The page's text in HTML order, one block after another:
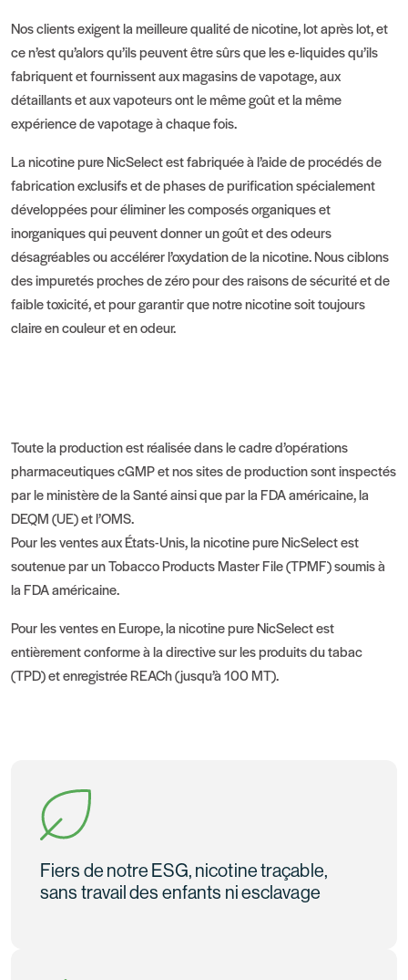
Nos clients exigent la meilleure qualité de nicotine, lot après lot, et
ce n’est qu’alors qu’ils peuvent être sûrs que les e-liquides qu’ils
fabriquent et fournissent aux magasins de vapotage, aux
détaillants et aux vapoteurs ont le même goût et la même
expérience de vapotage à chaque fois.
La nicotine pure NicSelect est fabriquée à l’aide de procédés de
fabrication exclusifs et de phases de purification spécialement
développées pour éliminer les composés organiques et
inorganiques qui peuvent donner un goût et des odeurs
désagréables ou accélérer l’oxydation de la nicotine. Nous ciblons
des impuretés proches de zéro pour des raisons de sécurité et de
faible toxicité, et pour garantir que notre nicotine soit toujours
claire en couleur et en odeur.
Toute la production est réalisée dans le cadre d’opérations
pharmaceutiques cGMP et nos sites de production sont inspectés
par le ministère de la Santé ainsi que par la FDA américaine, la
DEQM (UE) et l’OMS.
Pour les ventes aux États-Unis, la nicotine pure NicSelect est
soutenue par un Tobacco Products Master File (TPMF) soumis à
la FDA américaine.
Pour les ventes en Europe, la nicotine pure NicSelect est
entièrement conforme à la directive sur les produits du tabac
(TPD) et enregistrée REACh (jusqu’à 100 MT).
Fiers de notre ESG, nicotine traçable,
sans travail des enfants ni esclavage